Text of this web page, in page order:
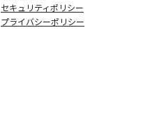
セキュリティポリシー
プライバシーポリシー